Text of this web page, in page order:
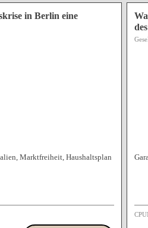
in Berlin eine
Marktfreiheit, Haushaltsplan